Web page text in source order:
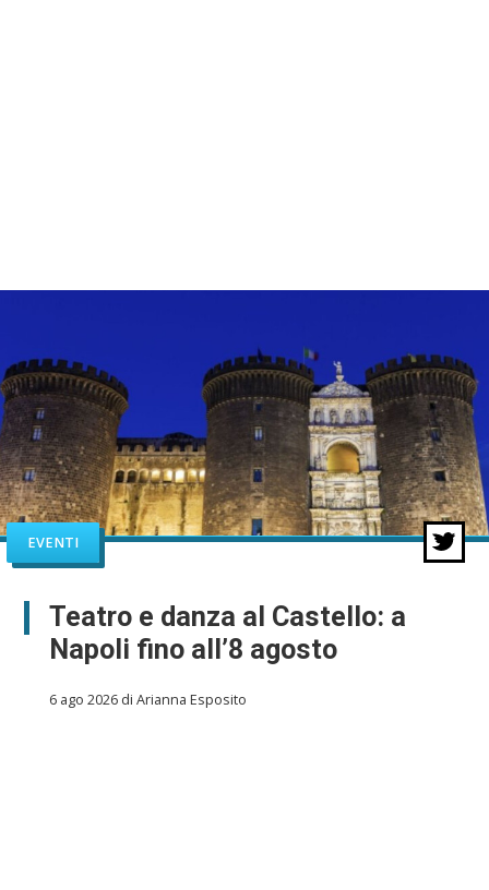
EVENTI
Teatro e danza al Castello: a
Napoli fino all’8 agosto
6 ago 2026 di Arianna Esposito